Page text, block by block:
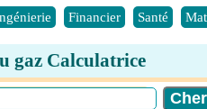
Financier Santé
gaz Calculatrice